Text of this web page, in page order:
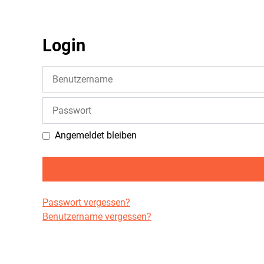
Login
Angemeldet bleiben
Passwort vergessen?
Benutzername vergessen?